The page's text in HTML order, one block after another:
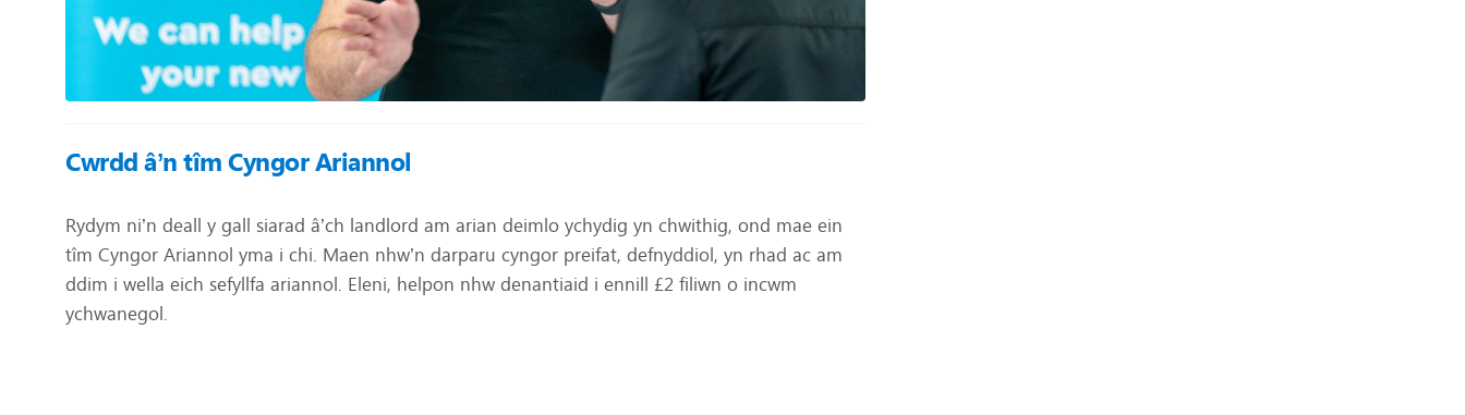
Cwrdd â’n tîm Cyngor Ariannol
Rydym ni’n deall y gall siarad â’ch landlord am arian deimlo ychydig yn chwithig, ond mae ein
tîm Cyngor Ariannol yma i chi. Maen nhw’n darparu cyngor preifat, defnyddiol, yn rhad ac am
ddim i wella eich sefyllfa ariannol. Eleni, helpon nhw denantiaid i ennill £2 filiwn o incwm
ychwanegol.